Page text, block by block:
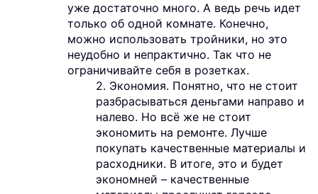
уже достаточно много. А ведь речь идет
только об одной комнате. Конечно,
можно использовать тройники, но это
неудобно и непрактично. Так что не
ограничивайте себя в розетках.
2. Экономия. Понятно, что не стоит
разбрасываться деньгами направо и
налево. Но всё же не стоит
экономить на ремонте. Лучше
покупать качественные материалы и
расходники. В итоге, это и будет
экономней – качественные